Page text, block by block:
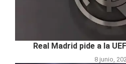
Real Madrid pide a la
8 junio,